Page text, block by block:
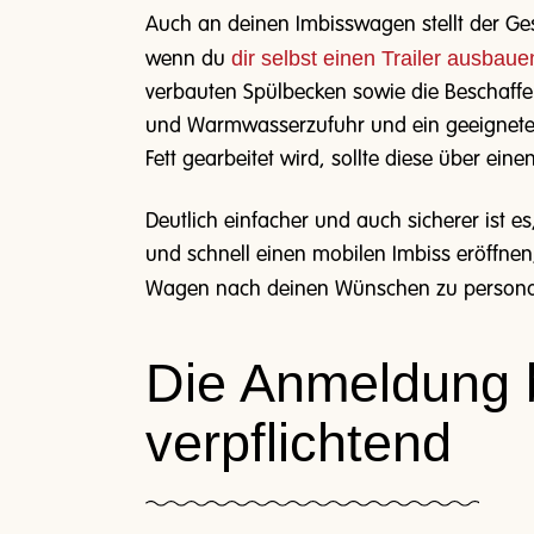
Auch an deinen Imbisswagen stellt der
wenn du dir selbst einen Trailer
verbauten Spülbecken sowie die
und Warmwasserzufuhr und ein
Fett gearbeitet wird, sollte diese über
Deutlich einfacher und auch sicherer ist
und schnell einen mobilen Imbiss
Wagen nach deinen Wünschen zu
Die
verpflichtend